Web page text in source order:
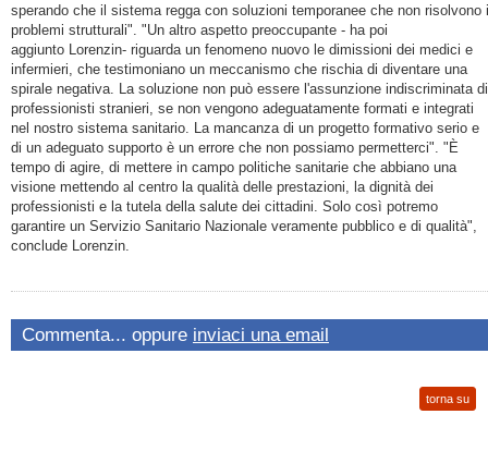
sperando che il sistema regga con soluzioni temporanee che non risolvono i
problemi strutturali". "Un altro aspetto preoccupante - ha poi
aggiunto Lorenzin- riguarda un fenomeno nuovo le dimissioni dei medici e
infermieri, che testimoniano un meccanismo che rischia di diventare una
spirale negativa. La soluzione non può essere l'assunzione indiscriminata di
professionisti stranieri, se non vengono adeguatamente formati e integrati
nel nostro sistema sanitario. La mancanza di un progetto formativo serio e
di un adeguato supporto è un errore che non possiamo permetterci". "È
tempo di agire, di mettere in campo politiche sanitarie che abbiano una
visione mettendo al centro la qualità delle prestazioni, la dignità dei
professionisti e la tutela della salute dei cittadini. Solo così potremo
garantire un Servizio Sanitario Nazionale veramente pubblico e di qualità",
conclude Lorenzin
Commenta... oppure inviaci una email
torna su